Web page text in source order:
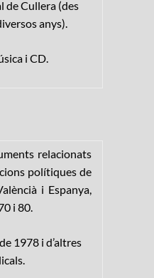
de Cullera (des
anys).
i CD.
relacionats
polítiques de
i Espanya,
i 80.
1978 i d’altres